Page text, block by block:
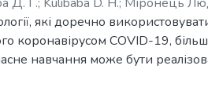
methodological materials,
and innovative methods is
This work contributes to the
які доречно
COVID-19,
навчання може бути